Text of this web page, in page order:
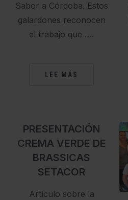
Sabor a Córdoba. Estos
galardones reconocen
el trabajo que ….
LEE MÁS
PRESENTACIÓN
CREMA VERDE DE
BRASSICAS
SETACOR
Artículo sobre la